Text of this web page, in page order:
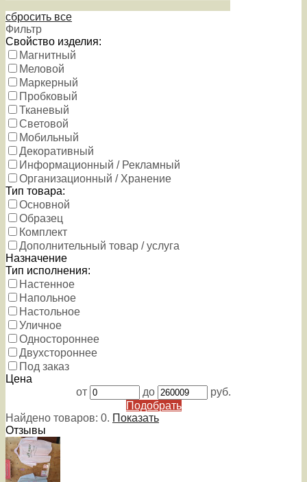
сбросить все
Фильтр
Свойство изделия:
Магнитный
Меловой
Маркерный
Пробковый
Тканевый
Световой
Мобильный
Декоративный
Информационный / Рекламный
Организационный / Хранение
Тип товара:
Основной
Образец
Комплект
Дополнительный товар / услуга
Назначение
Тип исполнения:
Настенное
Напольное
Настольное
Уличное
Одностороннее
Двухстороннее
Под заказ
Цена
от
до
руб.
Подобрать
Найдено товаров: 0. Показать
Отзывы